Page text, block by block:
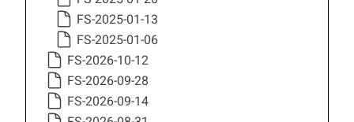
FS-2025-01-13
FS-2025-01-06
FS-2026-10-12
FS-2026-09-28
FS-2026-09-14